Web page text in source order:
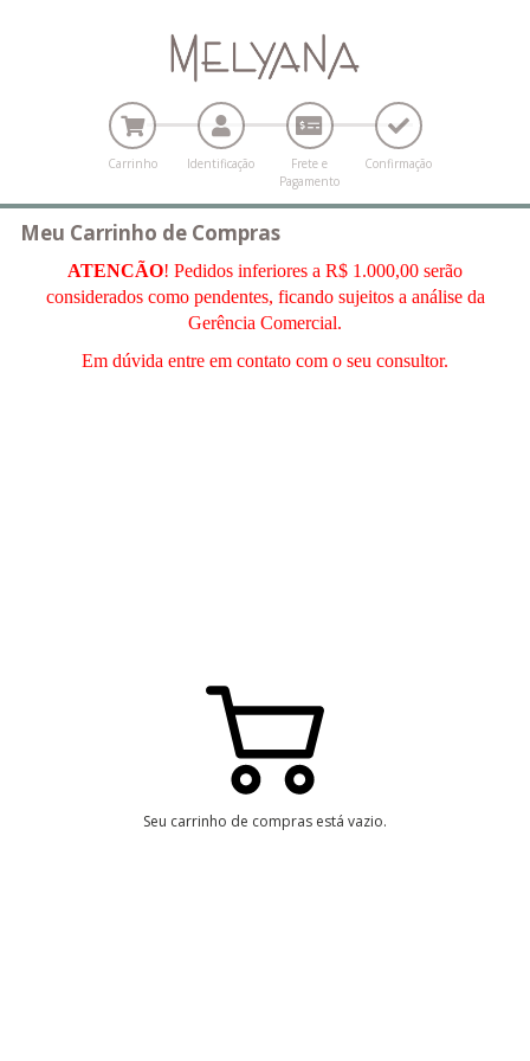
Carrinho Identificação
Frete e
Pagamento
Confirmação
Meu Carrinho de Compras
ATENCÃO! Pedidos inferiores a R$ 1.000,00 serão
considerados como pendentes, ficando sujeitos a análise da
Gerência Comercial.
Em dúvida entre em contato com o seu consultor.
Seu carrinho de compras está vazio.